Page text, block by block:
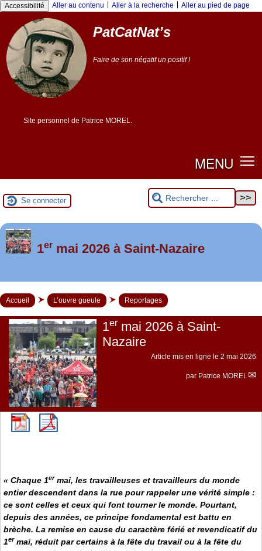
Accessibilité Aller au contenu Aller à la recherche Aller au pied de page
PatCatNat’s
Faire de son négatif un positif !
Site personnel de Patrice MOREL.
MENU
Se connecter
Foutez-nous la paix !
1ermai 2026 à Saint-Nazaire
Accueil L’ouvre gueule Reportages
1er mai 2026 à Saint-
Nazaire
Article mis en ligne le 2 mai 2026
par Patrice MOREL
« Chaque 1ermai, les travailleuses et travailleurs du monde
entier descendent dans la rue pour rappeler une vérité simple :
ce sont celles et ceux qui font tourner le monde. Pourtant,
depuis des années, ce principe fondamental est battu en
brèche. La remise en cause du caractère férié et revendicatif du
1ermai, réduit par certains à la fête du travail ou à la fête du